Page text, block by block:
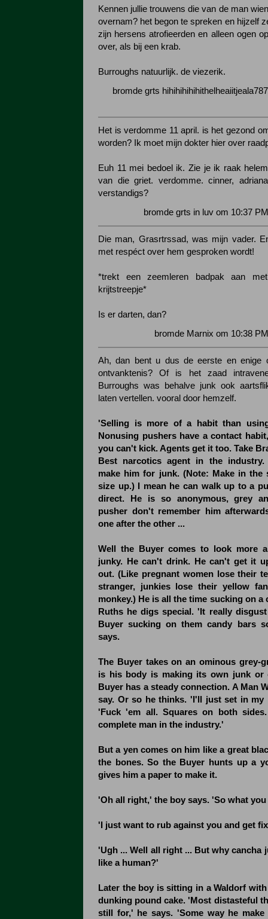
Kennen jullie trouwens die van de man
overnam? het begon te spreken en hijzelf
zijn hersens atrofieerden en alleen ogen
over, als bij een krab.
Burroughs natuurlijk. de viezerik.
bromde grts
Het is verdomme 11 april. is het gezond
worden? Ik moet mijn dokter hier over
Euh 11 mei bedoel ik. Zie je ik raak
van die griet. verdomme. cinner,
verstandigs?
bromde grts in luv om 10:37
Die man, Grasrtrssad, was mijn vader.
met respéct over hem gesproken wordt!
*trekt een zeemleren badpak aan
krijtstreepje*
Is er darten, dan?
bromde Marnix om 10:38
Ah, dan bent u dus de eerste en enige
ontvanktenis? Of is het zaad
Burroughs was behalve junk ook
laten vertellen. vooral door hemzelf.
'Selling is more of a habit than
Nonusing pushers have a contact
you can't kick. Agents get it too. Take
Best narcotics agent in the industry.
make him for junk. (Note: Make in the
size up.) I mean he can walk up to a
direct. He is so anonymous, grey
pusher don't remember him
one after the other ...
Well the Buyer comes to look more
junky. He can't drink. He can't get it
out. (Like pregnant women lose their
stranger, junkies lose their yellow
monkey.) He is all the time sucking on a
Ruths he digs special. 'It really
Buyer sucking on them candy bars
says.
The Buyer takes on an ominous grey-
is his body is making its own junk or
Buyer has a steady connection. A Man
say. Or so he thinks. 'I'll just set in my
'Fuck 'em all. Squares on both
complete man in the industry.'
But a yen comes on him like a great
the bones. So the Buyer hunts up a
gives him a paper to make it.
'Oh all right,' the boy says. 'So what
'I just want to rub against you and get
'Ugh ... Well all right ... But why cancha
like a human?'
Later the boy is sitting in a Waldorf
dunking pound cake. 'Most distasteful
still for,' he says. 'Some way he